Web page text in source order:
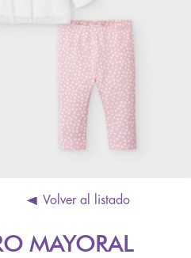
Volver al listado
MAYORAL